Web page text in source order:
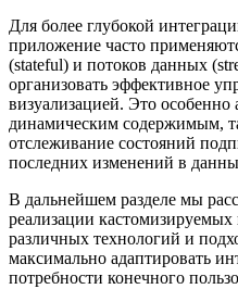
Для более глубокой
приложение часто
(stateful) и потоков данных
организовать эффективное
визуализацией. Это особенно
динамическим содержимым,
отслеживание состояний
последних изменений в
В дальнейшем разделе мы
реализации
различных технологий и
максимально адаптировать
потребности конечного